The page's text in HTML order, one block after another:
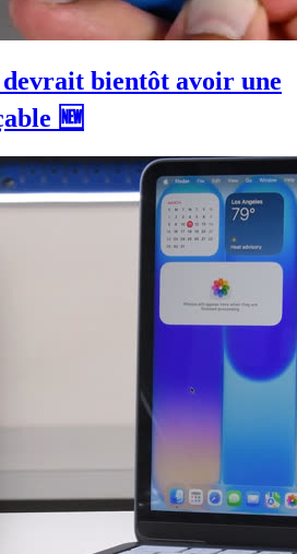
bientôt avoir une
🆕